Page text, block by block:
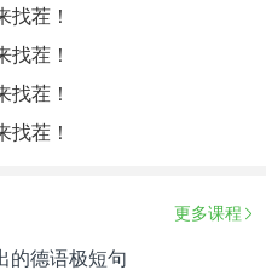
茬！
茬！
茬！
茬！
更多课程
的德语极短句